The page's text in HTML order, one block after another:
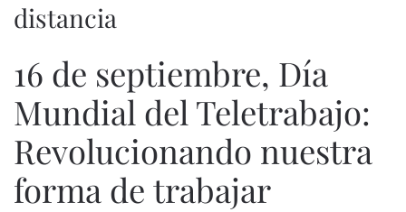
distancia
16 de septiembre, Día
Mundial del Teletrabajo:
Revolucionando nuestra
forma de trabajar